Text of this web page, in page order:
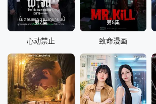
第7集
心动禁止
第5集
致命漫画